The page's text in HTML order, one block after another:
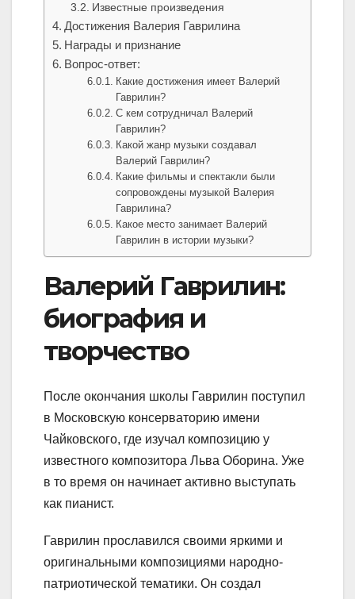
Известные произведения
Достижения Валерия Гаврилина
Награды и признание
Вопрос-ответ:
Какие достижения имеет Валерий
Гаврилин?
С кем сотрудничал Валерий
Гаврилин?
Какой жанр музыки создавал
Валерий Гаврилин?
Какие фильмы и спектакли были
сопровождены музыкой Валерия
Гаврилина?
Какое место занимает Валерий
Гаврилин в истории музыки?
Валерий Гаврилин:
биография и
творчество
После окончания школы Гаврилин поступил
в Московскую консерваторию имени
Чайковского, где изучал композицию у
известного композитора Льва Оборина. Уже
в то время он начинает активно выступать
как пианист.
Гаврилин прославился своими яркими и
оригинальными композициями народно-
патриотической тематики. Он создал